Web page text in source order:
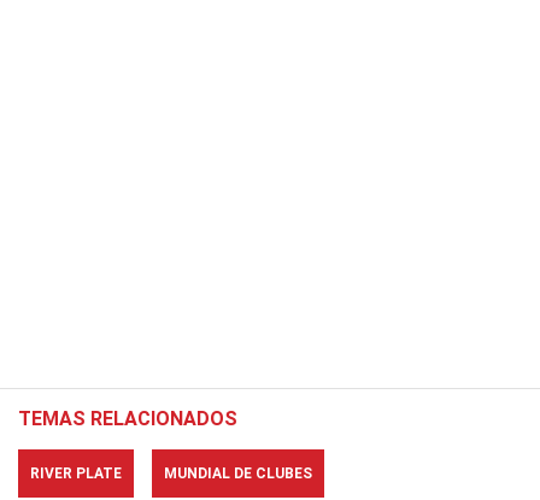
TEMAS RELACIONADOS
RIVER PLATE MUNDIAL DE CLUBES